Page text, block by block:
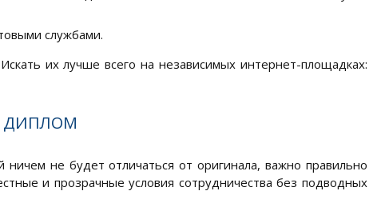
службами.
их лучше всего на независимых интернет-площадках:
ДИПЛОМ
ничем не будет отличаться от оригинала, важно правильно
и прозрачные условия сотрудничества без подводных